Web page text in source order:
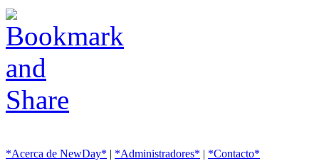
*Acerca de NewDay* | *Administradores* | *Contacto*